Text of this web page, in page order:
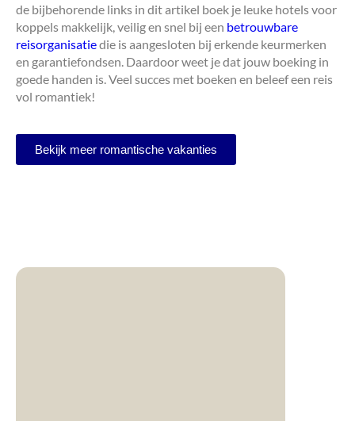
de bijbehorende links in dit artikel boek je leuke hotels voor
koppels makkelijk, veilig en snel bij een betrouwbare
reisorganisatiedie is aangesloten bij erkende keurmerken
en garantiefondsen. Daardoor weet je dat jouw boeking in
goede handen is. Veel succes met boeken en beleef een reis
vol romantiek!
Bekijk meer romantische vakanties